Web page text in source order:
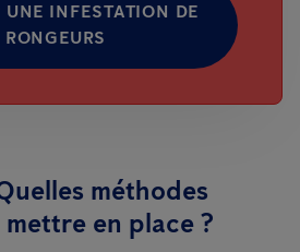
UNE INFESTATION DE
RONGEURS
méthodes
en place ?